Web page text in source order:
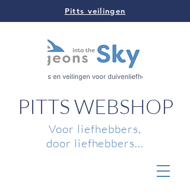
Pitts veilingen
PITTS WEBSHOP
Voor liefhebbers,
door liefhebbers...